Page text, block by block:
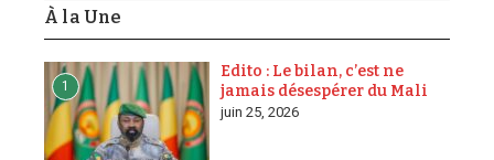
À la Une
1
Edito : Le bilan, c’est ne
jamais désespérer du Mali
juin 25, 2026